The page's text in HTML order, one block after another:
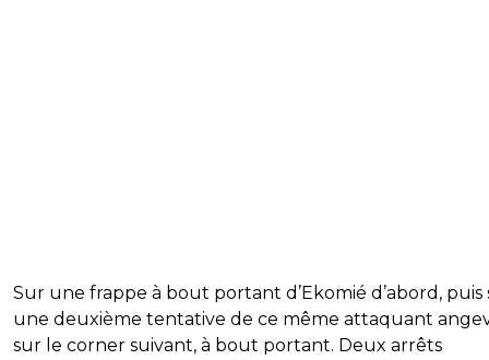
Sur une frappe à bout portant d’Ekomié d’abord, puis
une deuxième tentative de ce même attaquant
sur le corner suivant, à bout portant. Deux arrêts